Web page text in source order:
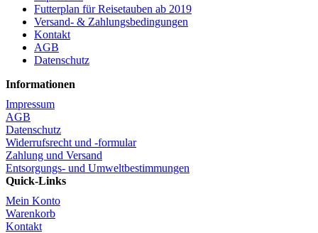
Futterplan für Reisetauben ab 2019
Versand- & Zahlungsbedingungen
Kontakt
AGB
Datenschutz
Informationen
Impressum
AGB
Datenschutz
Widerrufsrecht und -formular
Zahlung und Versand
Entsorgungs- und Umweltbestimmungen
Quick-Links
Mein Konto
Warenkorb
Kontakt